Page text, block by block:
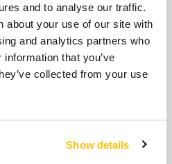
and to analyse our traffic.
about your use of our site with
and analytics partners who
that you’ve
collected from your use
Show details
135mm M14 Grip Soft
Ø 150 mm-es
használható.